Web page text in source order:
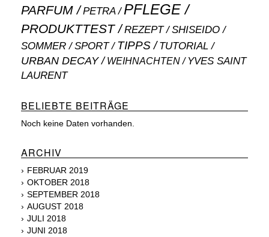
PARFUM PETRA PFLEGE
PRODUKTTEST REZEPT SHISEIDO
SOMMER SPORT TIPPS TUTORIAL
URBAN DECAY WEIHNACHTEN
YVES SAINT
LAURENT
BELIEBTE BEITRÄGE
Noch keine Daten vorhanden.
ARCHIV
FEBRUAR 2019
OKTOBER 2018
SEPTEMBER 2018
AUGUST 2018
JULI 2018
JUNI 2018